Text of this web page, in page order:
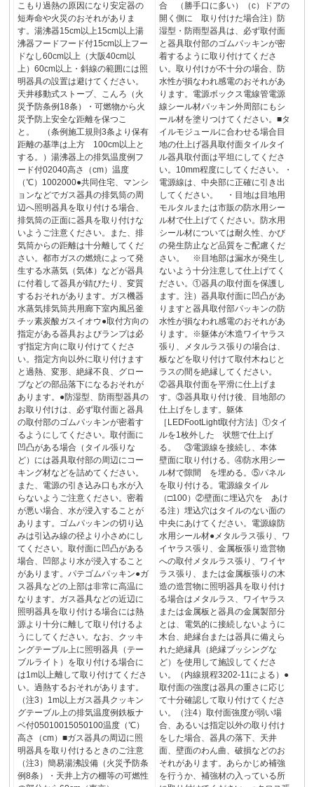
こもり過熱の原因になり安定器の
短寿命や火災のおそれがありま
す。湯沸器15cm以上15cm以上湯
沸器フードフード付15cm以上フー
ドなし60cm以上（大阪40cm以
上）60cm以上・斜線の範囲には照
明器具の設置は避けてください。
天井移動式ストーブ、こんろ（火
災予防条例18条）・可燃物から火
災予防上安全な距離を保つこ
と。 （条例施工規則3条より保有
距離の基準は上方 100cm以上と
する。）湯沸器上の排気温度例フ
ード付02040高さ（cm）温度
（℃）1002000●共同住宅、マンシ
ョンなどでガス器具の排気筒の周
辺へ照明器具を取り付ける場合、
排気筒の正面に器具を取り付けな
いようご注意ください。また、排
気筒からの距離は十分離してくだ
さい。都市ガスの燃焼によって発
生する水蒸気（気体）などが器具
に付着して器具が錆びたり、変質
するおそれがあります。ガス機器
水蒸気排気筒共用廊下室内風呂釜
チッ素炭酸ガスイオウ●取付方向の
指定がある器具およびランプは必
ず指定方向に取り付けてくださ
い。指定方向以外に取り付けます
と過熱、変形、絶縁不良、グロー
ブなどの部品落下になるおそれが
あります。●防湿型、防雨型器具の
お取り付けは、必ず取付面と器具
の取付部のゴムパッキンが密着す
るようにしてください。取付面に
凹凸がある場合（タイル張りな
ど）には器具取付部の周辺にコー
キング材などを詰めてください。
また、電源の引き込み口も水が入
らないようご注意ください。密着
が悪い場合、水が浸入することが
あります。ゴムパッキンの切り込
みは引込み線の径より小さめにし
てください。取付面に凹凸がある
場合、凹部より水が浸入すること
があります。パテゴムパッキン●ガ
ス器具などの上部は非常に高温に
なります。ガス器具などの近辺に
照明器具を取り付ける場合には熱
源より十分に離して取り付けるよ
うにしてください。なお、クッキ
ングテーブル上に照明器具（テー
ブルライト）を取り付ける場合に
は1m以上離して取り付けてくださ
い。過熱するおそれがあります。
（注3）1m以上ガス器具クッキン
グテーブル上の排気温度例鉄板ナ
ベ付05010015050100温度（℃）
高さ（cm）■ガス器具の周辺に照
明器具を取り付けるときのご注意
（注3）簡易湯沸設備（火災予防条
例8条）・天井上方の棚等の可燃性
合 （勝手口に多い）（c）ドアの
開く側に 取り付けた場合注）防
湿型・防雨型器具は、必ず取付面
と器具取付部のゴムパッキンが密
着するように取り付けてくださ
い。取り付けが不十分の場合、防
水性が損なわれ感電のおそれがあ
ります。電源ボックス電線管電源
線シール材パッキン外周部にもシ
ール材を塗りつけてください。■タ
イルモジュールに合わせる場合目
地の仕上げ器具取付面タイルタイ
ル器具取付面は平坦にしてくださ
い。10mm程度にしてください。・
電源線は、中央部に正確に引き出
してください。 ・目地は目地用
モルタルまたは市販の防水用シー
ル材で仕上げてください。防水用
シール材については耐久性、かび
の発生防止など品質をご配慮くだ
さい。 ※目地部は漏水が発生し
ないよう十分注意して仕上げてく
ださい。①器具の取付面を保護し
ます。注）器具取付面に凹凸があ
りますと器具取付部パッキンの防
水性が損なわれ感電のおそれがあ
ります。※躯体が木造ワイヤラス
張り、メタルラス張りの場合は、
板などを取り付けて取付木ねじと
ラスの間を絶縁してください。
②器具取付面を平滑に仕上げま
す。③器具取り付け後、目地部の
仕上げをします。躯体
［LEDFootLight取付方法］①タイ
ルを1枚外した 状態で仕上げ
る。 ③電源線を接続し、本体
壁面に取り付ける。④防水用シー
ル材で隙間 を埋める。⑤パネル
を取り付ける。電源線タイル
（□100）②壁面に埋込穴を あけ
る注）埋込穴はタイルのない面の
中央にあけてください。電源線防
水用シール材●メタルラス張り、ワ
イヤラス張り、金属板張り造営物
への取付メタルラス張り、ワイヤ
ラス張り、または金属板張りの木
造の造営物に照明器具を取り付け
る場合はメタルラス、ワイヤラス
または金属板と器具の金属製部分
とは、電気的に接続しないように
木台、絶縁台または器具に備えら
れた絶縁具（絶縁ブッシングな
ど）を使用して施設してくださ
い。（内線規程3202-11による）●
取付面の強度は器具の重さに応じ
て十分確認して取り付けてくださ
い。（注4）取付面強度が弱い場
合、あるいは指定以外の取り付け
をした場合、器具の落下、天井
面、壁面のわん曲、破損などのお
それがあります。あらかじめ補強
を行うか、補強材の入っている所